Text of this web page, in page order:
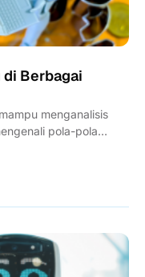
Berbagai
menganalisis
pola-pola